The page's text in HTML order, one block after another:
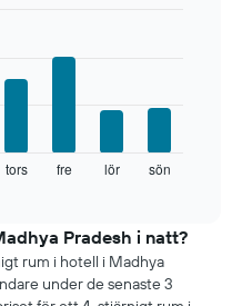
tors fre lör sön
Pradesh i natt?
rum i hotell i Madhya
under de senaste 3